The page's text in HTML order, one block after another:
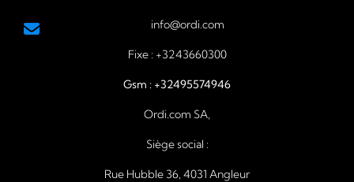
info@ordi.com
Fixe : +3243660300
Gsm : +32495574946
Ordi.com SA,
Siège social :
Rue Hubble 36, 4031 Angleur